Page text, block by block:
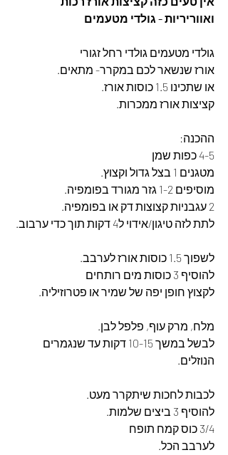
ואווריריות - גולדי מטעמים
גולדי מטעמים גולדי רחל זגורי
אורז שנשאר לכם במקרר- מתאים.
או שתכינו 1.5 כוסות אורז.
קציצות אורז ממכרות.
ההכנה:
4-5 כפות שמן
מטגנים 1 בצל גדול וקצוץ.
מוסיפים 1-2 גזר מגורד בפומפיה.
2 עגבניות קצוצות דק או בפומפיה.
לתת לזה טיגון/אידוי ל4 דקות תוך כדי ערבוב.
לשפוך 1.5 כוסות אורז לערבב.
להוסיף 3 כוסות מים רותחים
לקצוץ חופן יפה של שמיר או פטרוזיליה.
מלח, מרק עוף, פלפל לבן.
לבשל במשך 10-15 דקות עד שנגמרים
הנוזלים.
לכבות לחכות שיתקרר מעט.
להוסיף 3 ביצים שלמות.
3/4 כוס קמח תופח
לערבב הכל.